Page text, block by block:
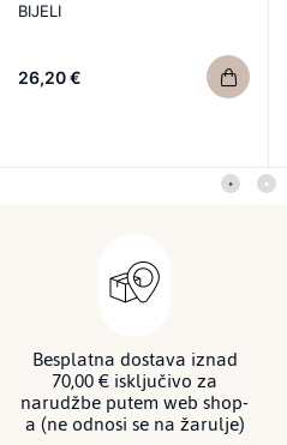
BIJELI
26,20 €
Besplatna dostava iznad
70,00 € isključivo za
narudžbe putem web shop-
a (ne odnosi se na žarulje)